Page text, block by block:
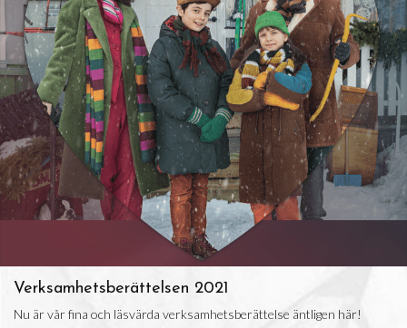
Verksamhetsberättelsen 2021
Nu är vår fina och läsvärda verksamhetsberättelse äntligen här!